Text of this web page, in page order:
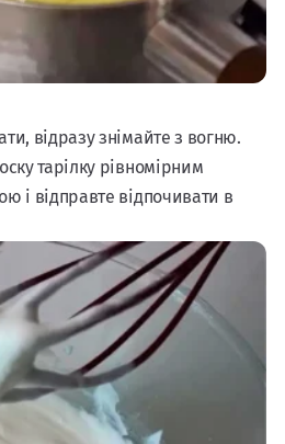
відразу знімайте з вогню.
тарілку рівномірним
і відправте відпочивати в